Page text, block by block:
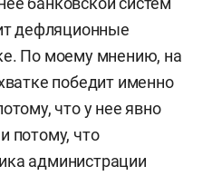
дефляционные
По моему мнению, на
победит именно
что у нее явно
потому, что
администрации